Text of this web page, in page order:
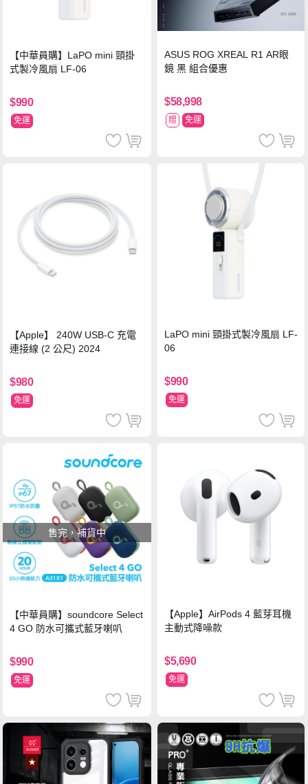
【中華員購】LaPO mini 頸掛
式製冷風扇 LF-06
$990
免運
ASUS ROG XREAL R1 AR眼
鏡 黑 組合優惠
$58,998
贈 免運
【Apple】 240W USB-C 充電
連接線 (2 公尺) 2024
$980
免運
LaPO mini 頸掛式製冷風扇 LF-
06
$990
免運
售完，補貨中
【中華員購】soundcore Select
4 GO 防水可攜式藍牙喇叭
$990
免運
【Apple】AirPods 4 藍芽耳機
主動式降噪款
$5,690
免運